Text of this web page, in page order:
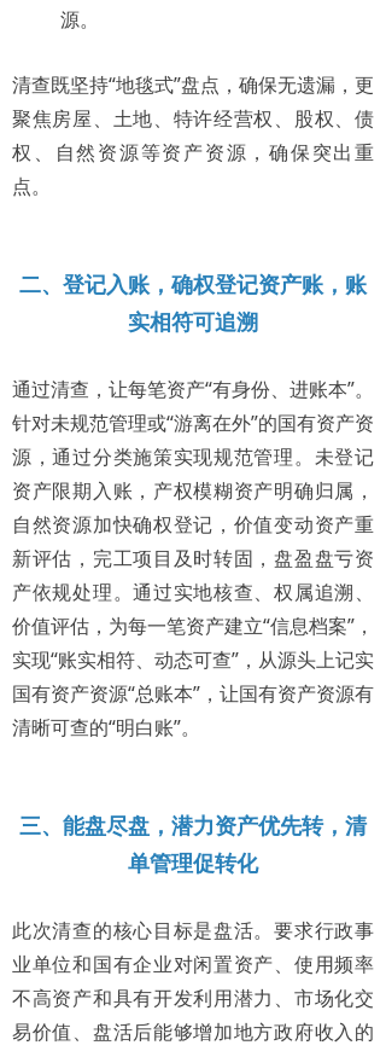
源。
清查既坚持“地毯式”盘点，确保无遗漏，更
聚焦房屋、土地、特许经营权、股权、债
权、自然资源等资产资源，确保突出重
点。
二、登记入账，确权登记资产账，账
实相符可追溯
通过清查，让每笔资产“有身份、进账本”。
针对未规范管理或“游离在外”的国有资产资
源，通过分类施策实现规范管理。未登记
资产限期入账，产权模糊资产明确归属，
自然资源加快确权登记，价值变动资产重
新评估，完工项目及时转固，盘盈盘亏资
产依规处理。通过实地核查、权属追溯、
价值评估，为每一笔资产建立“信息档案”，
实现“账实相符、动态可查”，从源头上记实
国有资产资源“总账本”，让国有资产资源有
清晰可查的“明白账”。
三、能盘尽盘， 潜力资产优先转，清
单管理促转化
此次清查的核心目标是盘活。要求行政事
业单位和国有企业对闲置资产、使用频率
不高资产和具有开发利用潜力、市场化交
易价值、盘活后能够增加地方政府收入的